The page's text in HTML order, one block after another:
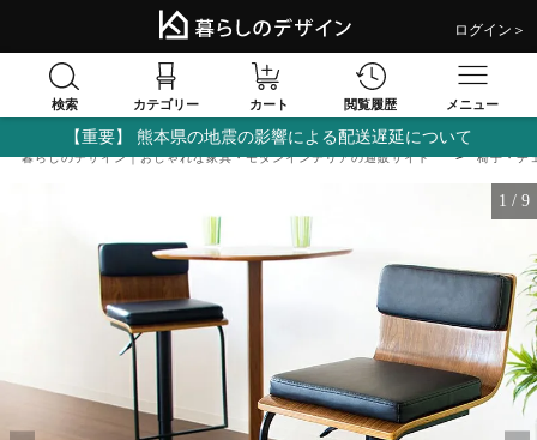
ログイン＞
検索 カテゴリー カート 閲覧履歴 メニュー
【重要】 熊本県の地震の影響による配送遅延について
暮らしのデザイン｜おしゃれな家具・モダンインテリアの通販サイト 椅子・チ
1 / 9